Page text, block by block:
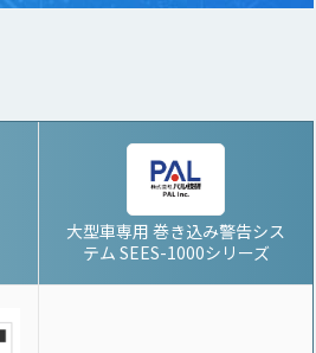
大型車専用 巻き込み警告シス
テム SEES-1000シリーズ